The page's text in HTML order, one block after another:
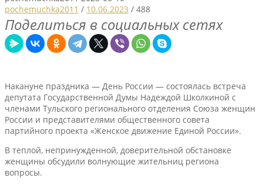
pochemuchka2011 / 10.06.2023 / 488
Поделиться в социальных сетях
Накануне праздника — День России — состоялась встреча
депутата Государственной Думы Надеждой Школкиной с
членами Тульского регионального отделения Союза женщин
России и представителями общественного совета
партийного проекта «Женское движение Единой России».
В теплой, непринужденной, доверительной обстановке
женщины обсудили волнующие жительниц региона
вопросы.